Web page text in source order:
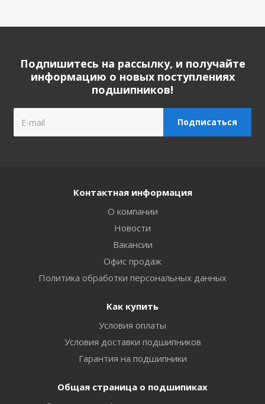
Подпишитесь на рассылку, и получайте
информацию о новых поступлениях
подшипников!
Контактная информация
О компании
Новости
Вакансии
Офис продаж
Политика обработки персональных данных
Как купить
Условия оплаты
Условия доставки подшипников
Гарантия на подшипники
Общая страница о подшипиках